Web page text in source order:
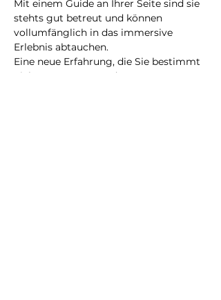
Mit einem Guide an Ihrer Seite sind sie
stehts gut betreut und können
vollumfänglich in das immersive
Erlebnis abtauchen.
Eine neue Erfahrung, die Sie bestimmt
nicht vergessen werden!